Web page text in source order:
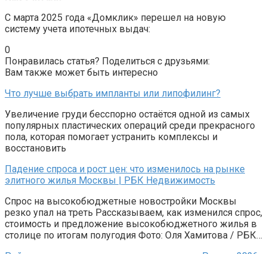
С марта 2025 года «Домклик» перешел на новую
систему учета ипотечных выдач:
0
Понравилась статья? Поделиться с друзьями:
Вам также может быть интересно
Что лучше выбрать импланты или липофилинг?
Увеличение груди бесспорно остаётся одной из самых
популярных пластических операций среди прекрасного
пола, которая помогает устранить комплексы и
восстановить
Падение спроса и рост цен: что изменилось на рынке
элитного жилья Москвы | РБК Недвижимость
Спрос на высокобюджетные новостройки Москвы
резко упал на треть Рассказываем, как изменился спрос,
стоимость и предложение высокобюджетного жилья в
столице по итогам полугодия Фото: Оля Хамитова / РБК…